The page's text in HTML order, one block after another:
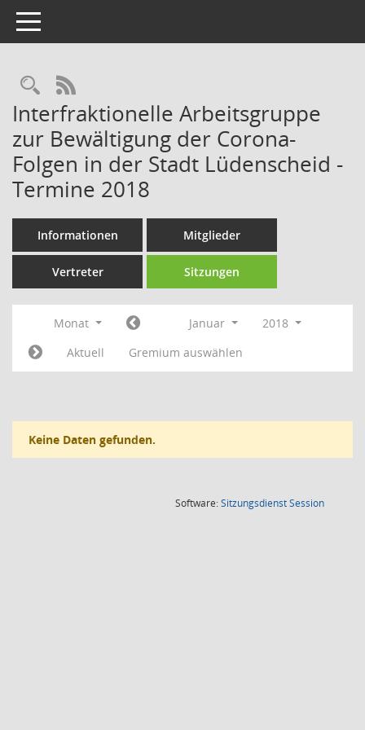
Toggle navigation
Rechercheauswahl
RSS-Feed
Interfraktionelle Arbeitsgruppe
zur Bewältigung der Corona-
Folgen in der Stadt Lüdenscheid -
Termine 2018
Informationen Mitglieder
Vertreter Sitzungen
Monat Januar
2018
Aktuell
Gremium auswählen
Keine Daten gefunden.
Software:SitzungsdienstSession(Wird in